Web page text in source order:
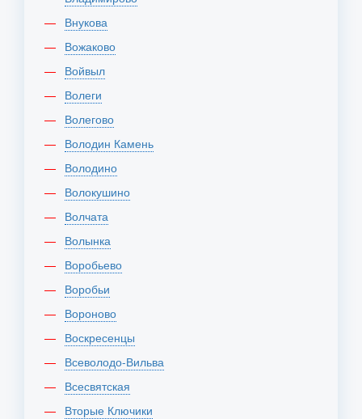
Внукова
Вожаково
Войвыл
Волеги
Волегово
Володин Камень
Володино
Волокушино
Волчата
Волынка
Воробьево
Воробьи
Вороново
Воскресенцы
Всеволодо-Вильва
Всесвятская
Вторые Ключики